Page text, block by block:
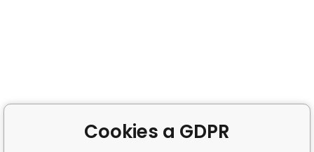
Cookies a GDPR